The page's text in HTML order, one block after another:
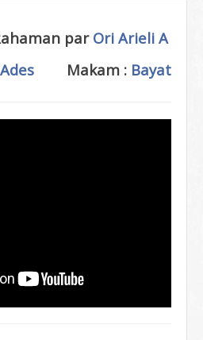
par Ori Arieli A
Ades Makam : Bayat